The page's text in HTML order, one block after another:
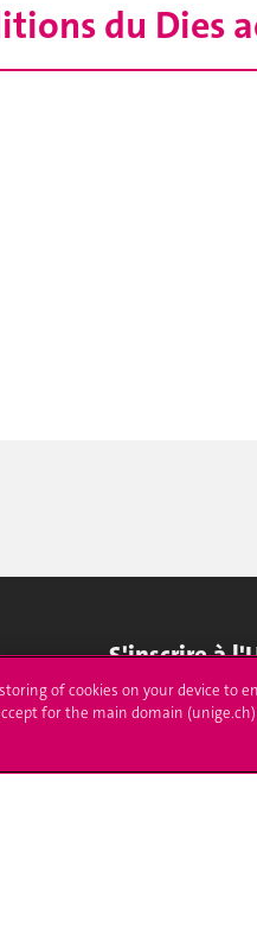
du Dies
S'inscrire à
Immatriculations
of cookies on your device to
for the main domain